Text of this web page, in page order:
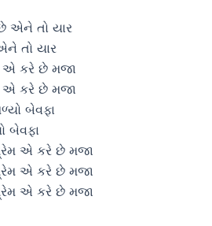
એને તો યાર
તો યાર
એ કરે છે મજા
એ કરે છે મજા
બેવફા
બેવફા
એ કરે છે મજા
એ કરે છે મજા
એ કરે છે મજા